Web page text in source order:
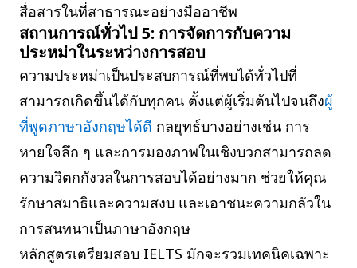
สื่อสารในที่สาธารณะอย่างมืออาชีพ
สถานการณ์ทั่วไป 5: การจัดการกับความ
ประหม่าในระหว่างการสอบ
ความประหม่าเป็นประสบการณ์ที่พบได้ทั่วไปที่
สามารถเกิดขึ้นได้กับทุกคน ตั้งแต่ผู้เริ่มต้นไปจนถึงผู้
ที่พูดภาษาอังกฤษได้ดี กลยุทธ์บางอย่างเช่น การ
หายใจลึก ๆ และการมองภาพในเชิงบวกสามารถลด
ความวิตกกังวลในการสอบได้อย่างมาก ช่วยให้คุณ
รักษาสมาธิและความสงบ และเอาชนะความกลัวใน
การสนทนาเป็นภาษาอังกฤษ
หลักสูตรเตรียมสอบ IELTS มักจะรวมเทคนิคเฉพาะ